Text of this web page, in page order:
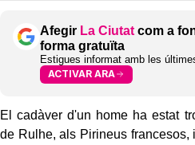
Afegir La Ciutat com a
forma gratuïta
Estigues informat amb les
ACTIVAR ARA
El cadàver d'un home ha estat
de Rulhe, als Pirineus francesos,